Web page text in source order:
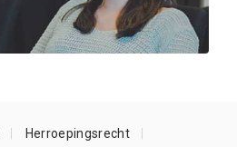
Herroepingsrecht